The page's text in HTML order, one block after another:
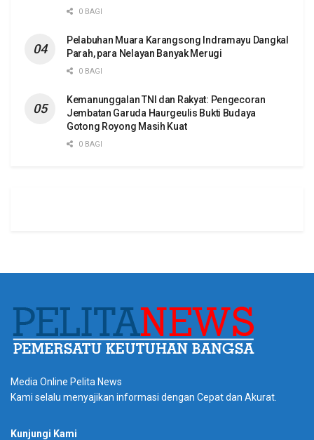
0 BAGI
Pelabuhan Muara Karangsong Indramayu Dangkal
Parah, para Nelayan Banyak Merugi
0 BAGI
Kemanunggalan TNI dan Rakyat: Pengecoran
Jembatan Garuda Haurgeulis Bukti Budaya
Gotong Royong Masih Kuat
0 BAGI
Media Online Pelita News
Kami selalu menyajikan informasi dengan Cepat dan Akurat.
Kunjungi Kami